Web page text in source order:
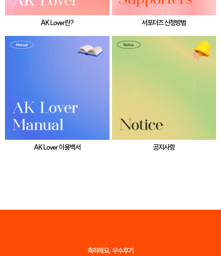
AK Lover란? 서포터즈 신청방법
AK Lover 이용백서 공지사항
축하해요, 우수후기